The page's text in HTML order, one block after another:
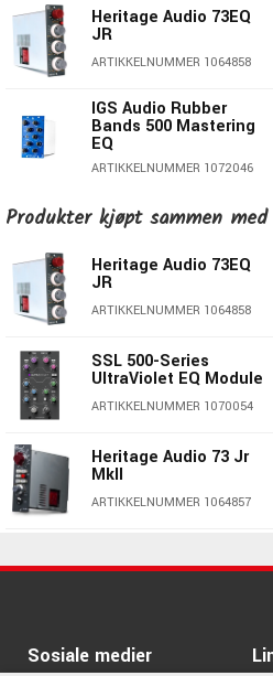
Heritage Audio 73EQ
JR
ARTIKKELNUMMER 1064858
IGS Audio Rubber
Bands 500 Mastering
EQ
ARTIKKELNUMMER 1072046
Warm Audio EQP-WA
ARTIKKELNUMMER 1050507
Lang Electronics PEQ-
ARTIKKELNUMMER 1079344
BAE 1073D
ARTIKKELNUMMER 1051092
Produkter kjøpt sammen med
Heritage Audio 73EQ
JR
ARTIKKELNUMMER 1064858
SSL 500-Series
UltraViolet EQ Module
ARTIKKELNUMMER 1070054
Heritage Audio 73 Jr
MkII
ARTIKKELNUMMER 1064857
Studio Essential
ART T8
Sosiale medier